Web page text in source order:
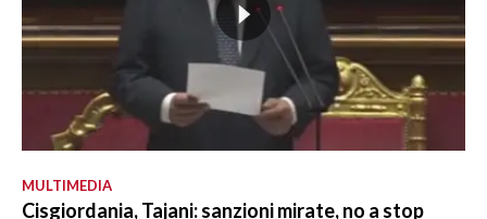
MULTIMEDIA
Cisgiordania, Tajani: sanzioni mirate, no a stop